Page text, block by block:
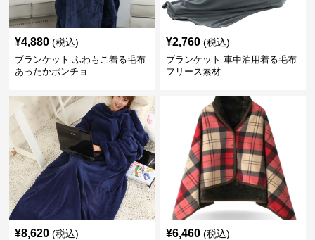
¥4,880 (税込)
ブランケット ふわもこ着る毛布
あったかポンチョ
¥2,760 (税込)
ブランケット 車中泊用着る毛布
フリース素材
¥8,620 (税込) ¥6,460 (税込)